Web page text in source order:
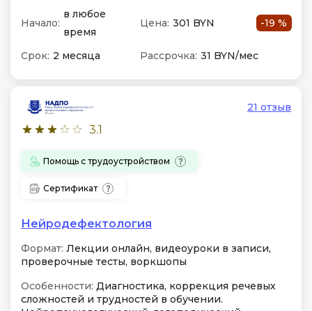
Начало:
в любое
время
Цена: 301 BYN -19 %
Срок: 2 месяца Рассрочка: 31 BYN/мес
3.1
21 отзыв
Помощь с трудоустройством
Сертификат
Нейродефектология
Формат: Лекции онлайн, видеоуроки в записи,
проверочные тесты, воркшопы
Особенности: Диагностика, коррекция речевых
сложностей и трудностей в обучении.